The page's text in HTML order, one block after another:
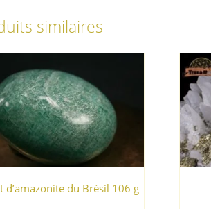
similaires
d’amazonite du Brésil 106 g